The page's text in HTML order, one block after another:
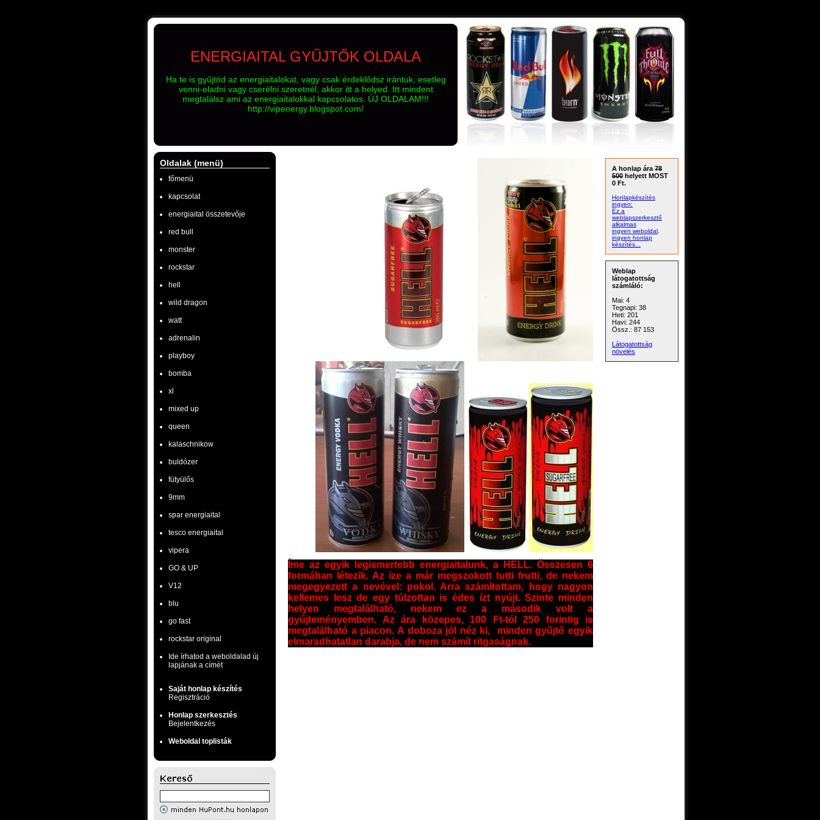
ENERGIAITAL GYŰJTŐK OLDALA
Ha te is gyűjtöd az energiaitalokat, vagy csak érdeklődsz irántuk, esetleg
venni-eladni vagy cserélni szeretnél, akkor itt a helyed. Itt mindent
megtalálsz ami az energiaitalokkal kapcsolatos. ÚJ OLDALAM!!!
http://vipenergy.blogspot.com/
Oldalak (menü)
főmenü
kapcsolat
energiaital összetevője
red bull
monster
rockstar
hell
wild dragon
watt
adrenalin
playboy
bomba
xl
mixed up
queen
kalaschnikow
buldózer
fütyülős
9mm
spar energiaital
tesco energiaital
vipera
GO & UP
V12
blu
go fast
rockstar original
Ide írhatod a weboldalad új
lapjának a címét
Saját honlap készítés
Regisztráció
Honlap szerkesztés
Bejelentkezés
Weboldal toplisták
Íme az egyik legismertebb energiaitalunk, a HELL. Összesen 6
formában létezik. Az íze a már megszokott tutti frutti, de nekem
megegyezett a nevével: pokol. Arra számítottam, hogy nagyon
kellemes lesz de egy túlzottan is édes ízt nyújt. Szinte minden
helyen megtalálható, nekem ez a második volt a
gyűjteményemben. Az ára közepes, 100 Ft-tól 250 forintig is
megtalálható a piacon. A doboza jól néz ki, minden gyűjtő egyik
elmaradhatatlan darabja, de nem számít ritgaságnak.
A honlap ára 78
500 helyett MOST
0 Ft.
Honlapkészítés
ingyen:
Ez a
weblapszerkesztő
alkalmas
ingyen weboldal,
ingyen honlap
készítés...
Weblap
látogatottság
számláló:
Mai: 4
Tegnapi: 38
Heti: 201
Havi: 244
Össz.: 87 153
Látogatottság
növelés